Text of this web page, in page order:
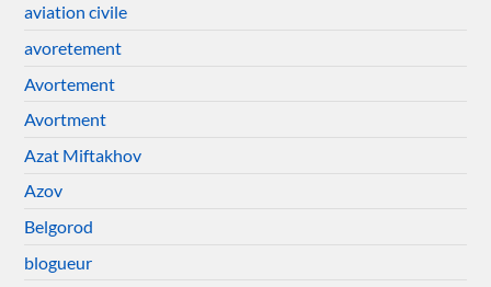
aviation civile
avoretement
Avortement
Avortment
Azat Miftakhov
Azov
Belgorod
blogueur